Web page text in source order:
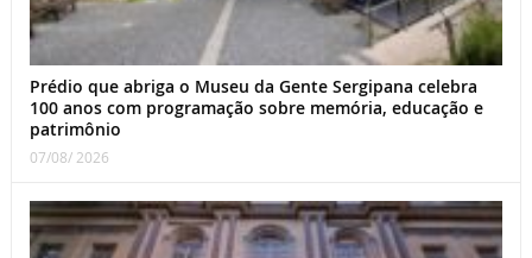
Prédio que abriga o Museu da Gente Sergipana celebra
100 anos com programação sobre memória, educação e
patrimônio
07/08/ 2026